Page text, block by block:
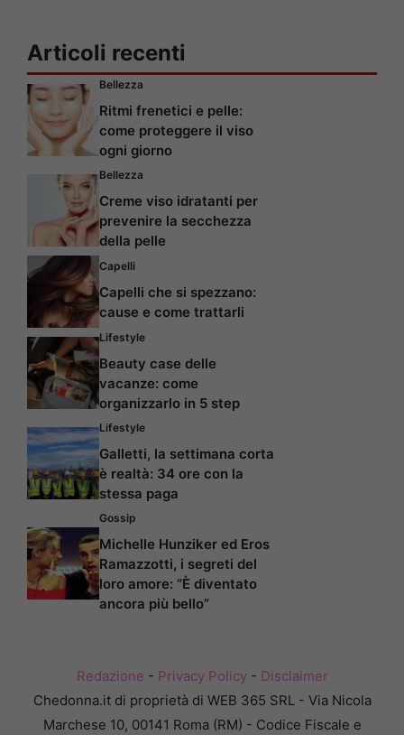
Articoli recenti
Bellezza
Ritmi frenetici e pelle:
come proteggere il viso
ogni giorno
Bellezza
Creme viso idratanti per
prevenire la secchezza
della pelle
Capelli
Capelli che si spezzano:
cause e come trattarli
Lifestyle
Beauty case delle
vacanze: come
organizzarlo in 5 step
Lifestyle
Galletti, la settimana corta
è realtà: 34 ore con la
stessa paga
Gossip
Michelle Hunziker ed Eros
Ramazzotti, i segreti del
loro amore: “È diventato
ancora più bello”
Redazione - Privacy Policy- Disclaimer
Chedonna.it di proprietà di WEB 365 SRL - Via Nicola
Marchese 10, 00141 Roma (RM) - Codice Fiscale e